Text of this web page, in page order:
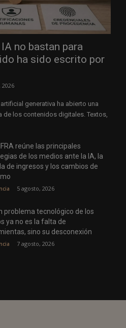
no bastan para
ha sido escrito por
2026
generativa ha abierto una
de los contenidos digitales. Textos,
reúne las principales
de los medios ante la IA, la
de ingresos y los cambios de
5 agosto, 2026
problema tecnológico de los
ya no es la falta de
sino su desconexión
7 agosto, 2026